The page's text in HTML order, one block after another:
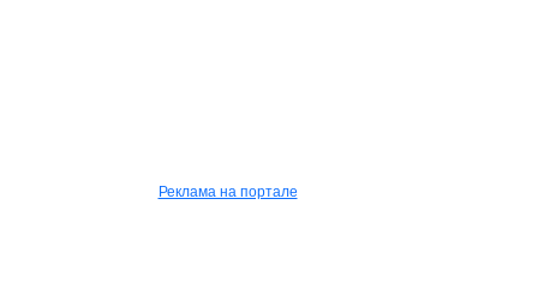
Реклама на портале